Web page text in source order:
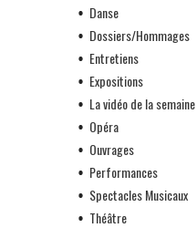
Danse
Dossiers/Hommages
Entretiens
Expositions
La vidéo de la semaine
Opéra
Ouvrages
Performances
Spectacles Musicaux
Théâtre